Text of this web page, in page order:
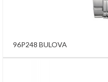
96P248 BULOVA